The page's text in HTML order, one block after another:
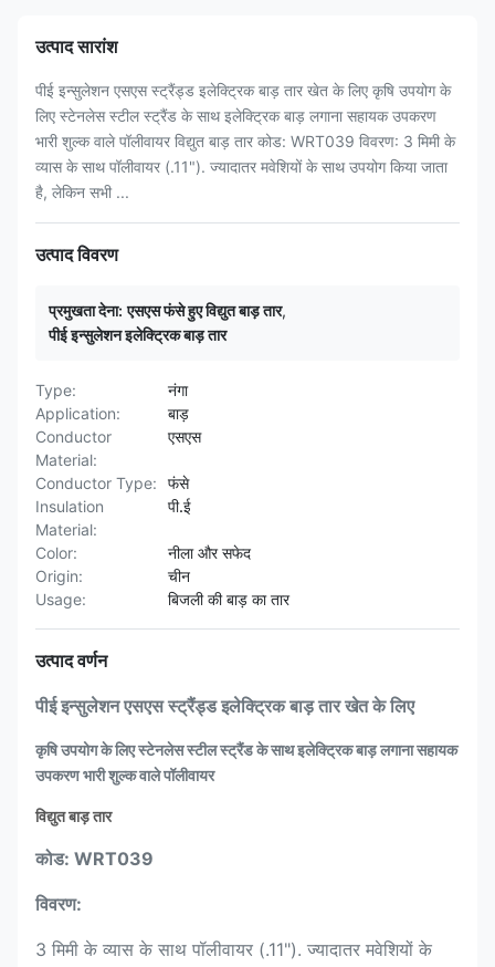
उत्पाद सारांश
पीई इन्सुलेशन एसएस स्ट्रैंड्ड इलेक्ट्रिक बाड़ तार खेत के लिए कृषि उपयोग के
लिए स्टेनलेस स्टील स्ट्रैंड के साथ इलेक्ट्रिक बाड़ लगाना सहायक उपकरण
भारी शुल्क वाले पॉलीवायर विद्युत बाड़ तार कोड: WRT039 विवरण: 3 मिमी के
व्यास के साथ पॉलीवायर (.11"). ज्यादातर मवेशियों के साथ उपयोग किया जाता
है, लेकिन सभी ...
उत्पाद विवरण
प्रमुखता देना: एसएस फंसे हुए विद्युत बाड़ तार,
पीई इन्सुलेशन इलेक्ट्रिक बाड़ तार
Type:
नंगा
Application:
बाड़
Conductor
Material:
एसएस
Conductor Type:
फंसे
Insulation
Material:
पी.ई
Color:
नीला और सफेद
Origin:
चीन
Usage:
बिजली की बाड़ का तार
उत्पाद वर्णन
पीई इन्सुलेशन एसएस स्ट्रैंड्ड इलेक्ट्रिक बाड़ तार खेत के लिए
कृषि उपयोग के लिए स्टेनलेस स्टील स्ट्रैंड के साथ इलेक्ट्रिक बाड़ लगाना सहायक
उपकरण भारी शुल्क वाले पॉलीवायर
विद्युत बाड़ तार
कोड: WRT039
विवरण:
3 मिमी के व्यास के साथ पॉलीवायर (.11"). ज्यादातर मवेशियों के